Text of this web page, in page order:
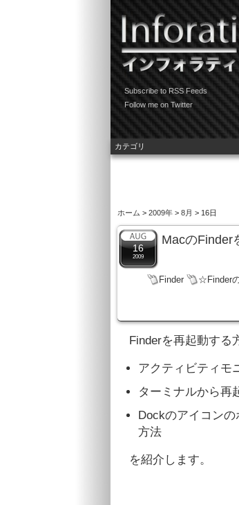
Subscribe to RSS Feeds
Follow me on Twitter
ホーム > 2009年 > 8月 > 16日
16
2009
MacのFinder
Finder ☆Finder
Finderを再起動する
アクティビティモ
ターミナルから再
Dockのアイコン
方法
を紹介します。
カテゴリ